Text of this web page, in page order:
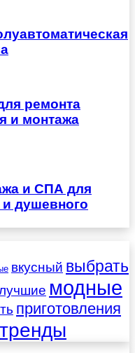
ремонта
и монтажа
и СПА для
и душевного
вкусный выбрать
модные
приготовления
тренды